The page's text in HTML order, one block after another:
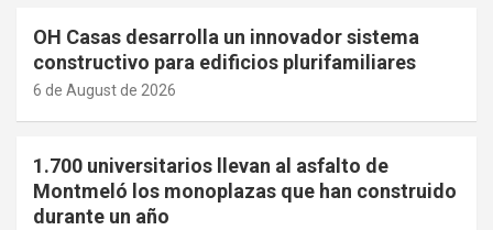
OH Casas desarrolla un innovador sistema
constructivo para edificios plurifamiliares
6 de August de 2026
1.700 universitarios llevan al asfalto de
Montmeló los monoplazas que han construido
durante un año